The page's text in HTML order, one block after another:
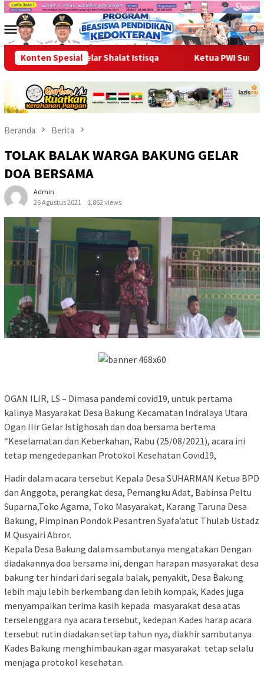
Loncat
kontenMenu
Mobile
Konten Spesial
Warga Gelar Shalat Istisqa Ketua PWI Sumsel,
Beranda Berita
TOLAK BALAK WARGA BAKUNG GELAR
DOA BERSAMA
Admin
26 Agustus 2021
1,862 views
OGAN ILIR, LS – Dimasa pandemi covid19, untuk pertama
kalinya Masyarakat Desa Bakung Kecamatan Indralaya Utara
Ogan Ilir Gelar Istighosah dan doa bersama bertema
“Keselamatan dan Keberkahan, Rabu (25/08/2021), acara ini
tetap mengedepankan Protokol Kesehatan Covid19,
Hadir dalam acara tersebut Kepala Desa SUHARMAN Ketua BPD
dan Anggota, perangkat desa, Pemangku Adat, Babinsa Peltu
Suparna,Toko Agama, Toko Masyarakat, Karang Taruna Desa
Bakung, Pimpinan Pondok Pesantren Syafa’atut Thulab Ustadz
M.Qusyairi Abror.
Kepala Desa Bakung dalam sambutanya mengatakan Dengan
diadakannya doa bersama ini, dengan harapan masyarakat desa
bakung ter hindari dari segala balak, penyakit, Desa Bakung
lebih maju lebih berkembang dan lebih kompak, Kades juga
menyampaikan terima kasih kepada masyarakat desa atas
terselenggara nya acara tersebut, kedepan Kades harap acara
tersebut rutin diadakan setiap tahun nya, diakhir sambutanya
Kades Bakung menghimbaukan agar masyarakat tetap selalu
menjaga protokol kesehatan.